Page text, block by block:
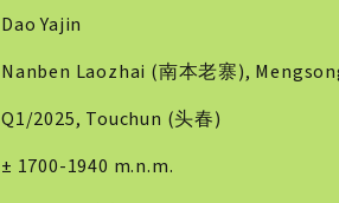
Dao Yajin
Nanben Laozhai (南本老寨),
Q1/2025, Touchun (头春)
± 1700-1940 m.n.m.